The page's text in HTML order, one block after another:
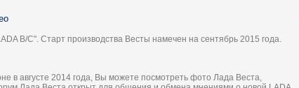
B/C". Старт производства Весты намечен на сентябрь 2015 года.
в августе 2014 года, Вы можете посмотреть фото Лада Веста,